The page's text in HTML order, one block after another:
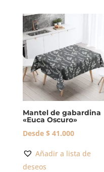
Mantel de gabardina
«Euca Oscuro»
Desde $41.000
Añadir a lista de
deseos